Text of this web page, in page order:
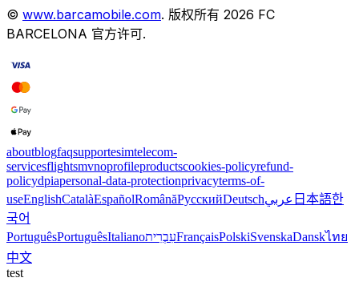
© www.barcamobile.com. 版权所有 2026 FC
BARCELONA 官方许可.
aboutblogfaqsupportesimtelecom-
servicesflightsmvnoprofileproductscookies-policyrefund-
policydpiapersonal-data-protectionprivacyterms-of-
useEnglishCatalàEspañolRomânăРусскийDeutschعربي 日本語한
국어
PortuguêsPortuguêsItalianoעִבְרִיתFrançaisPolskiSvenskaDanskไทย
中文
test